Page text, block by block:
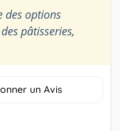
des options
pâtisseries,
un Avis